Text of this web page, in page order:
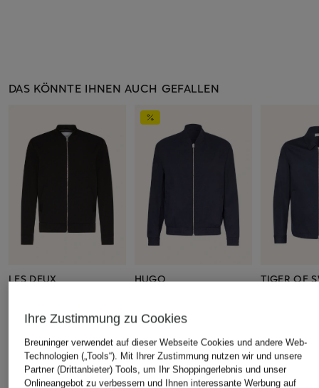
DAS KÖNNTE IHNEN AUCH GEFALLEN
LES DEUX
CHF 249
HUGO
CHF 229
TIGER OF
Ihre Zustimmung zu Cookies
Breuninger verwendet auf dieser Webseite Cookies und andere Web-
Technologien („Tools“). Mit Ihrer Zustimmung nutzen wir und unsere
Partner (Drittanbieter) Tools, um Ihr Shoppingerlebnis und unser
Onlineangebot zu verbessern und Ihnen interessante Werbung auf